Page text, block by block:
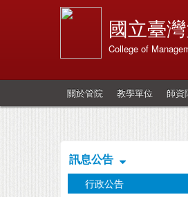
國立臺
College of
關於管院 教學單位 師資
訊息公告
行政公告